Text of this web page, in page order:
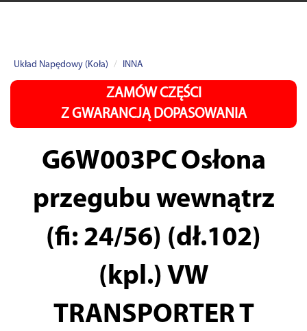
Układ Napędowy (Koła) INNA
ZAMÓW CZĘŚCI
Z GWARANCJĄ DOPASOWANIA
G6W003PCOsłona
przegubu wewnątrz
(fi: 24/56) (dł.102)
(kpl.) VW
TRANSPORTER T